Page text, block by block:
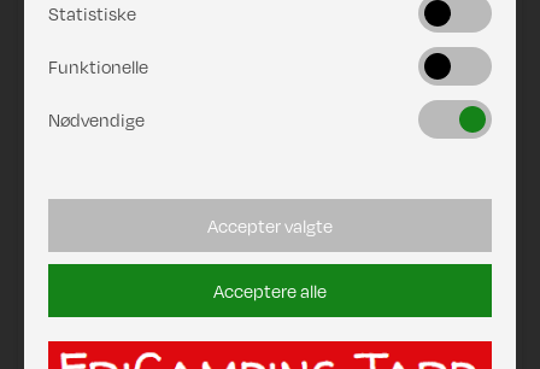
DKK 29,00
Statistiske
Funktionelle
Nødvendige
Accepter valgte
Acceptere alle